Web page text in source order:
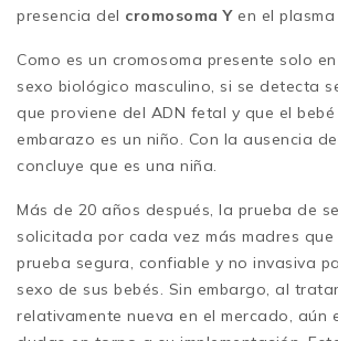
presencia del cromosoma Yen el plasma
Como es un cromosoma presente solo
sexo biológico masculino, si se detecta
que proviene del ADN fetal y que el
embarazo es un niño. Con la ausencia
concluye que es una niña.
Más de 20 años después, la prueba de
solicitada por cada vez más madres que
prueba segura, confiable y no invasiva
sexo de sus bebés. Sin embargo, al
relativamente nueva en el mercado, aún